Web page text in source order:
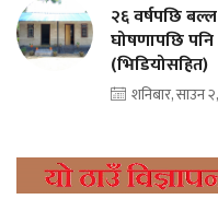
२६ वर्षपछि
घोषणापछि
(भिडियोसहित)
शनिबार, साउन